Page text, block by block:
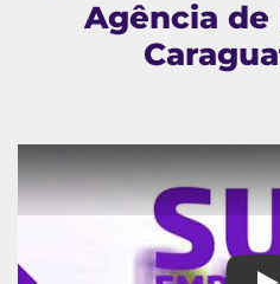
Agência